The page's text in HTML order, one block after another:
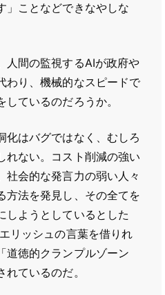
」ことなどできなやしな
人間の監視するAIが政府や
わり、機械的なスピードで
ているのだろうか。
化はバグではなく、むしろ
れない。コスト削減の強い
社会的な発言力の弱い人々
方法を発見し、その全てを
しようとしているとした
リッシュの言葉を借りれ
道徳的クランプルゾーン
れているのだ。